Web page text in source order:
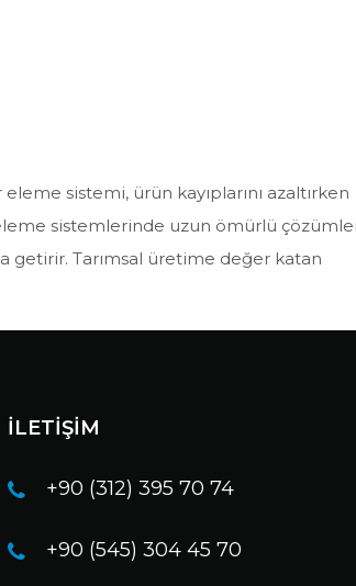
sistemi, ürün kayıplarını azaltırken
sistemlerinde uzun ömürlü
getirir. Tarımsal üretime değer katan
İLETİŞİM
+90 (312) 395 70 74
+90 (545) 304 45 70